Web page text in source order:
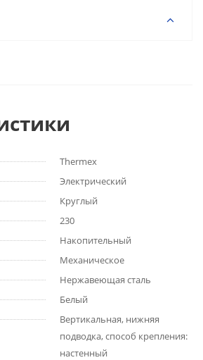
Thermex
Электрический
Круглый
230
Накопительный
Механическое
Нержавеющая сталь
Белый
Вертикальная, нижняя
подводка, способ крепления:
настенный